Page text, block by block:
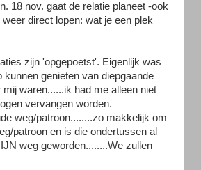
18 nov. gaat de relatie planeet -ook
direct lopen: wat je een plek
zijn 'opgepoetst'. Eigenlijk was
genieten van diepgaande
waren......ik had me alleen niet
vervangen worden.
weg/patroon........zo makkelijk om
patroon en is die ondertussen al
weg geworden........We zullen